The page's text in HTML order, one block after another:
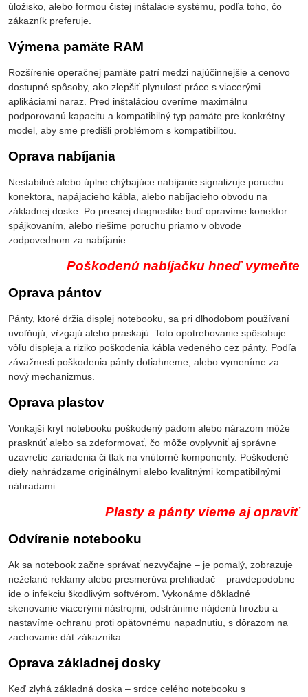
úložisko, alebo formou čistej inštalácie systému, podľa toho, čo
zákazník preferuje.
Výmena pamäte RAM
Rozšírenie operačnej pamäte patrí medzi najúčinnejšie a cenovo
dostupné spôsoby, ako zlepšiť plynulosť práce s viacerými
aplikáciami naraz. Pred inštaláciou overíme maximálnu
podporovanú kapacitu a kompatibilný typ pamäte pre konkrétny
model, aby sme predišli problémom s kompatibilitou.
Oprava nabíjania
Nestabilné alebo úplne chýbajúce nabíjanie signalizuje poruchu
konektora, napájacieho kábla, alebo nabíjacieho obvodu na
základnej doske. Po presnej diagnostike buď opravíme konektor
spájkovaním, alebo riešime poruchu priamo v obvode
zodpovednom za nabíjanie.
Poškodenú nabíjačku hneď vymeňte
Oprava pántov
Pánty, ktoré držia displej notebooku, sa pri dlhodobom používaní
uvoľňujú, vŕzgajú alebo praskajú. Toto opotrebovanie spôsobuje
vôľu displeja a riziko poškodenia kábla vedeného cez pánty. Podľa
závažnosti poškodenia pánty dotiahneme, alebo vymeníme za
nový mechanizmus.
Oprava plastov
Vonkajší kryt notebooku poškodený pádom alebo nárazom môže
prasknúť alebo sa zdeformovať, čo môže ovplyvniť aj správne
uzavretie zariadenia či tlak na vnútorné komponenty. Poškodené
diely nahrádzame originálnymi alebo kvalitnými kompatibilnými
náhradami.
Plasty a pánty vieme aj opraviť
Odvírenie notebooku
Ak sa notebook začne správať nezvyčajne – je pomalý, zobrazuje
neželané reklamy alebo presmerúva prehliadač – pravdepodobne
ide o infekciu škodlivým softvérom. Vykonáme dôkladné
skenovanie viacerými nástrojmi, odstránime nájdenú hrozbu a
nastavíme ochranu proti opätovnému napadnutiu, s dôrazom na
zachovanie dát zákazníka.
Oprava základnej dosky
Keď zlyhá základná doska – srdce celého notebooku s